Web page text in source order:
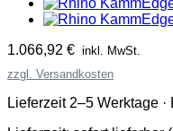
1.066,92 € inkl. MwSt.
zzgl. Versandkosten
Lieferzeit 2–5 Werktage